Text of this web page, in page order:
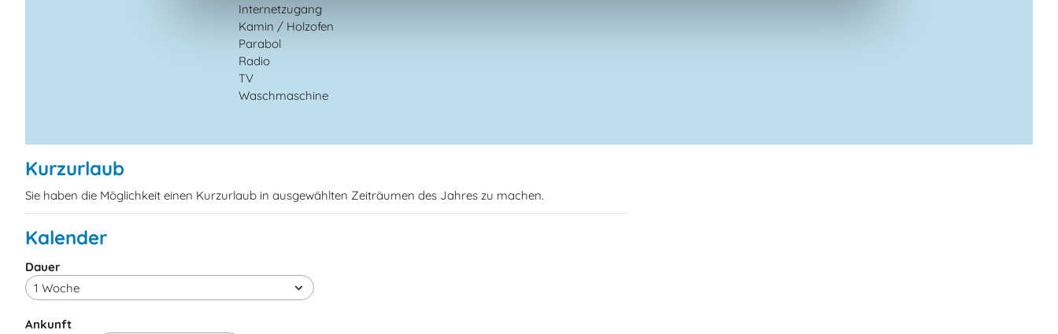
Internetzugang
Kamin / Holzofen
Parabol
Radio
TV
Waschmaschine
Kurzurlaub
Sie haben die Möglichkeit einen Kurzurlaub in ausgewählten Zeiträumen des Jahres zu machen.
Kalender
Ankunft
Dauer